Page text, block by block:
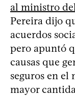
al ministro
Pereira dijo
acuerdos
pero apuntó
causas que
seguros en el
mayor